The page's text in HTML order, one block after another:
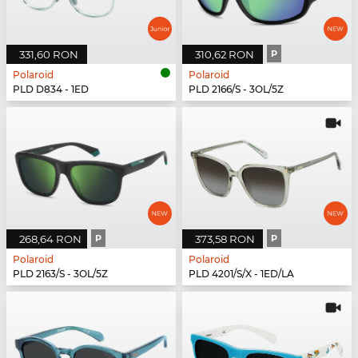
331,60 RON
Polaroid
PLD D834 - 1ED
310,62 RON P
Polaroid
PLD 2166/S - 3OL/5Z
268,64 RON P
Polaroid
PLD 2163/S - 3OL/5Z
373,58 RON P
Polaroid
PLD 4201/S/X - 1ED/LA